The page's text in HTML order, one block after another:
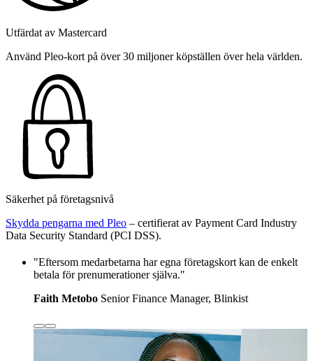
Utfärdat av Mastercard
Använd Pleo-kort på över 30 miljoner köpställen över hela världen.
Säkerhet på företagsnivå
Skydda pengarna med Pleo – certifierat av Payment Card Industry
Data Security Standard (PCI DSS).
"Eftersom medarbetarna har egna företagskort kan de enkelt
betala för prenumerationer själva."
Faith Metobo Senior Finance Manager, Blinkist